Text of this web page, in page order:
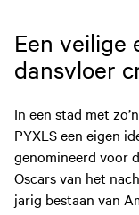
Een veilige
dansvloer
In een stad met
PYXLS een eigen
genomineerd voor
Oscars van het
jarig bestaan van